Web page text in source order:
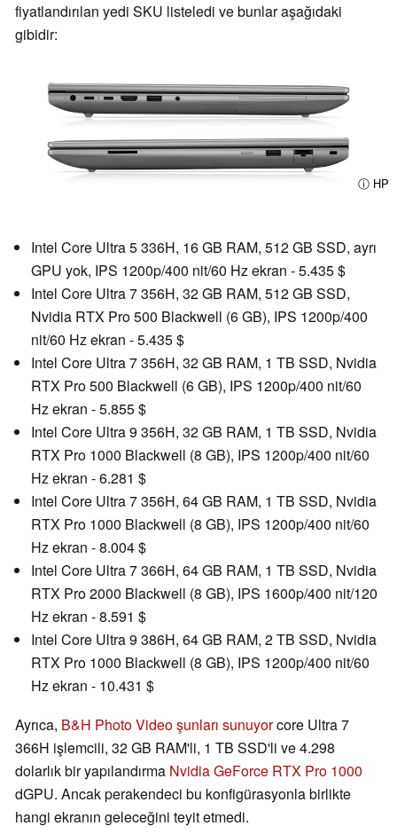
fiyatlandırılan yedi SKU listeledi ve bunlar aşağıdaki
gibidir:
ⓘ HP
Intel Core Ultra 5 336H, 16 GB RAM, 512 GB SSD, ayrı
GPU yok, IPS 1200p/400 nit/60 Hz ekran - 5.435 $
Intel Core Ultra 7 356H, 32 GB RAM, 512 GB SSD,
Nvidia RTX Pro 500 Blackwell (6 GB), IPS 1200p/400
nit/60 Hz ekran - 5.435 $
Intel Core Ultra 7 356H, 32 GB RAM, 1 TB SSD, Nvidia
RTX Pro 500 Blackwell (6 GB), IPS 1200p/400 nit/60
Hz ekran - 5.855 $
Intel Core Ultra 9 356H, 32 GB RAM, 1 TB SSD, Nvidia
RTX Pro 1000 Blackwell (8 GB), IPS 1200p/400 nit/60
Hz ekran - 6.281 $
Intel Core Ultra 7 356H, 64 GB RAM, 1 TB SSD, Nvidia
RTX Pro 1000 Blackwell (8 GB), IPS 1200p/400 nit/60
Hz ekran - 8.004 $
Intel Core Ultra 7 366H, 64 GB RAM, 1 TB SSD, Nvidia
RTX Pro 2000 Blackwell (8 GB), IPS 1600p/400 nit/120
Hz ekran - 8.591 $
Intel Core Ultra 9 386H, 64 GB RAM, 2 TB SSD, Nvidia
RTX Pro 1000 Blackwell (8 GB), IPS 1200p/400 nit/60
Hz ekran - 10.431 $
Ayrıca, B&H Photo Video şunları sunuyorcore Ultra 7
366H işlemcili, 32 GB RAM'li, 1 TB SSD'li ve 4.298
dolarlık bir yapılandırma Nvidia GeForce RTX Pro 1000
dGPU. Ancak perakendeci bu konfigürasyonla birlikte
hangi ekranın geleceğini teyit etmedi.